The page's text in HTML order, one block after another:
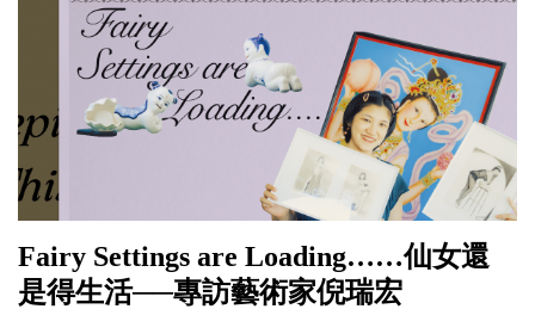
Fairy Settings are Loading……仙女還
是得生活──專訪藝術家倪瑞宏